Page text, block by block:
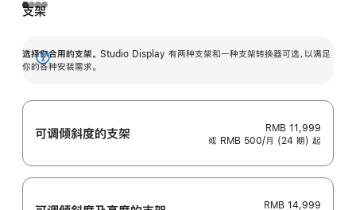
支架
选择你合用的支架。 Studio Display 有两种支架和一种支架转换器可选，以满足
你的各种安装需求。
展
可调倾斜度的支架
RMB 11,999
或 RMB 500/月 (24 期) 起
RMB 14,999